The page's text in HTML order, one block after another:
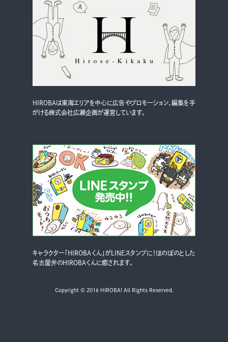
CLOSE
HIROBAは東海エリアを中心に広告やプロモーション、編集を手
がける株式会社広瀬企画が運営しています。
キャラクター「HIROBAくん」がLINEスタンプに！ほのぼのとした
名古屋弁のHIROBAくんに癒されます。
Copyright © 2016 HIROBA! All Rights Reserved.